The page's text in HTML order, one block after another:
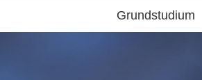
Grundstudium